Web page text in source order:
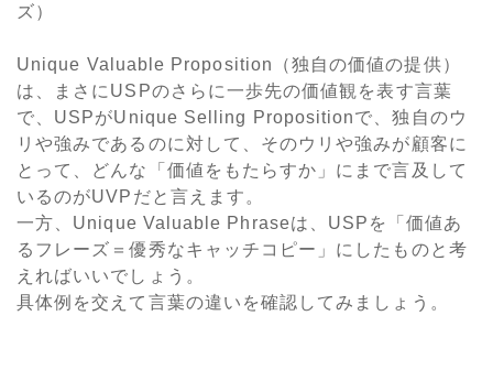
ズ）
Unique Valuable Proposition（独自の価値の提供）
は、まさにUSPのさらに一歩先の価値観を表す言葉
で、USPがUnique Selling Propositionで、独自のウ
リや強みであるのに対して、そのウリや強みが顧客に
とって、どんな「価値をもたらすか」にまで言及して
いるのがUVPだと言えます。
一方、Unique Valuable Phraseは、USPを「価値あ
るフレーズ＝優秀なキャッチコピー」にしたものと考
えればいいでしょう。
具体例を交えて言葉の違いを確認してみましょう。